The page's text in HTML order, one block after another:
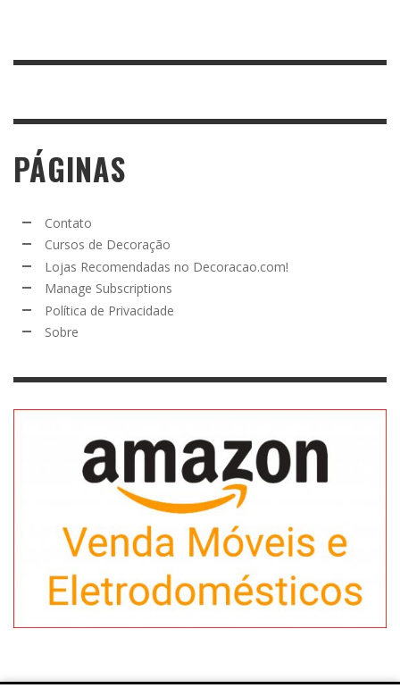
PÁGINAS
Contato
Cursos de Decoração
Lojas Recomendadas no Decoracao.com!
Manage Subscriptions
Política de Privacidade
Sobre